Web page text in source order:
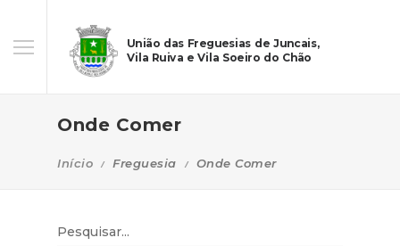
União das Freguesias de Juncais,
Vila Ruiva e Vila Soeiro do Chão
Onde Comer
Início Freguesia Onde Comer